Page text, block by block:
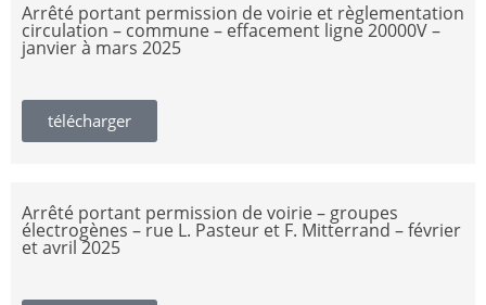
Arrêté portant permission de voirie et règlementation
circulation – commune – effacement ligne 20000V –
janvier à mars 2025
télécharger
Arrêté portant permission de voirie – groupes
électrogènes – rue L. Pasteur et F. Mitterrand – février
et avril 2025